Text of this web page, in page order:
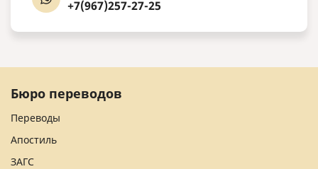
+7(967)257-27-25
Бюро переводов
Переводы
Апостиль
ЗАГС